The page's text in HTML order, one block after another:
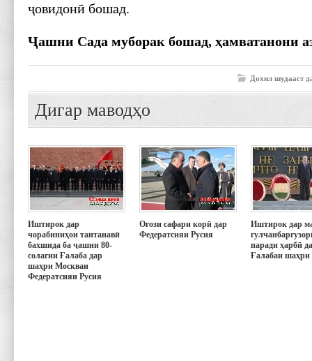
ҷовидонӣ бошад.
Ҷашни Сада муборак бошад, ҳамватанони
Дохил шудааст
Дигар маводҳо
Иштирок дар
чорабиниҳои тантанавӣ
бахшида ба ҷашни 80-
солагии Ғалаба дар
шаҳри Москваи
Федератсияи Русия
Оғози сафари корӣ дар
Федератсияи Русия
Иштирок дар
паради ҳарбӣ
Ғалабаи